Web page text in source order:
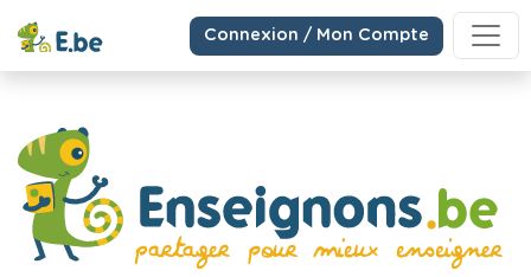
Connexion / Mon Compte